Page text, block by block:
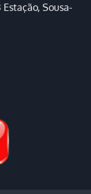
Sousa-